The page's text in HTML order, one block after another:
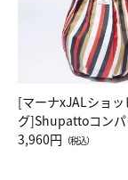
[マーナxJALショッ
グ]Shupattoコン
Drop JAL客室乗務
3,960円 （税込）